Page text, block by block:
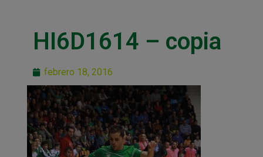
HI6D1614 – copia
febrero 18, 2016